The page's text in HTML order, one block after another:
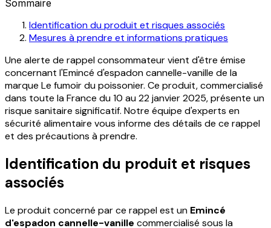
Sommaire
Identification du produit et risques associés
Mesures à prendre et informations pratiques
Une alerte de rappel consommateur vient d'être émise
concernant l'Emincé d'espadon cannelle-vanille de la
marque Le fumoir du poissonier. Ce produit, commercialisé
dans toute la France du 10 au 22 janvier 2025, présente un
risque sanitaire significatif. Notre équipe d'experts en
sécurité alimentaire vous informe des détails de ce rappel
et des précautions à prendre.
Identification du produit et risques
associés
Le produit concerné par ce rappel est un Emincé
d'espadon cannelle-vanille commercialisé sous la